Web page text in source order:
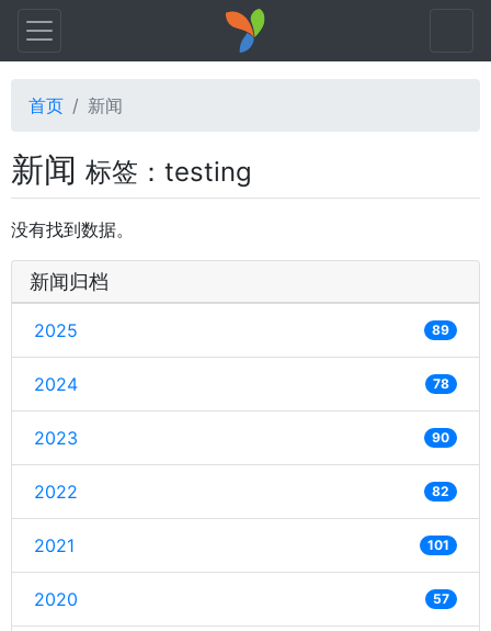
首页 新闻
新闻 标签：testing
没有找到数据。
新闻归档
2025 89
2024 78
2023 90
2022 82
2021 101
2020 57